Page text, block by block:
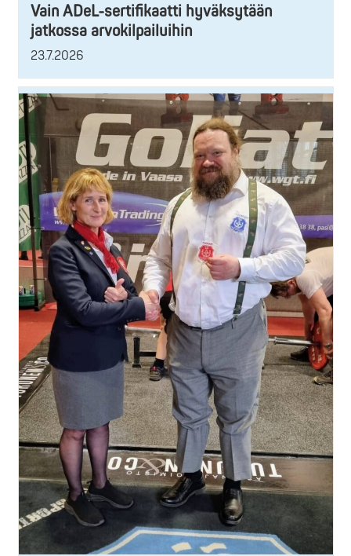
Vain ADeL-sertifikaatti hyväksytään
jatkossa arvokilpailuihin
23.7.2026